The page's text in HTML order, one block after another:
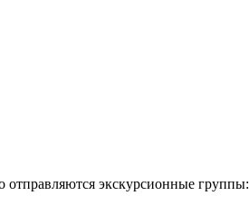
отправляются экскурсионные группы: